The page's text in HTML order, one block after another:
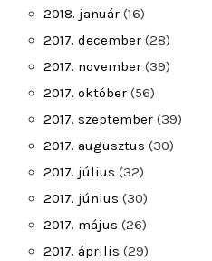
2018. január (16)
2017. december (28)
2017. november (39)
2017. október (56)
2017. szeptember (39)
2017. augusztus (30)
2017. július (32)
2017. június (30)
2017. május (26)
2017. április (29)